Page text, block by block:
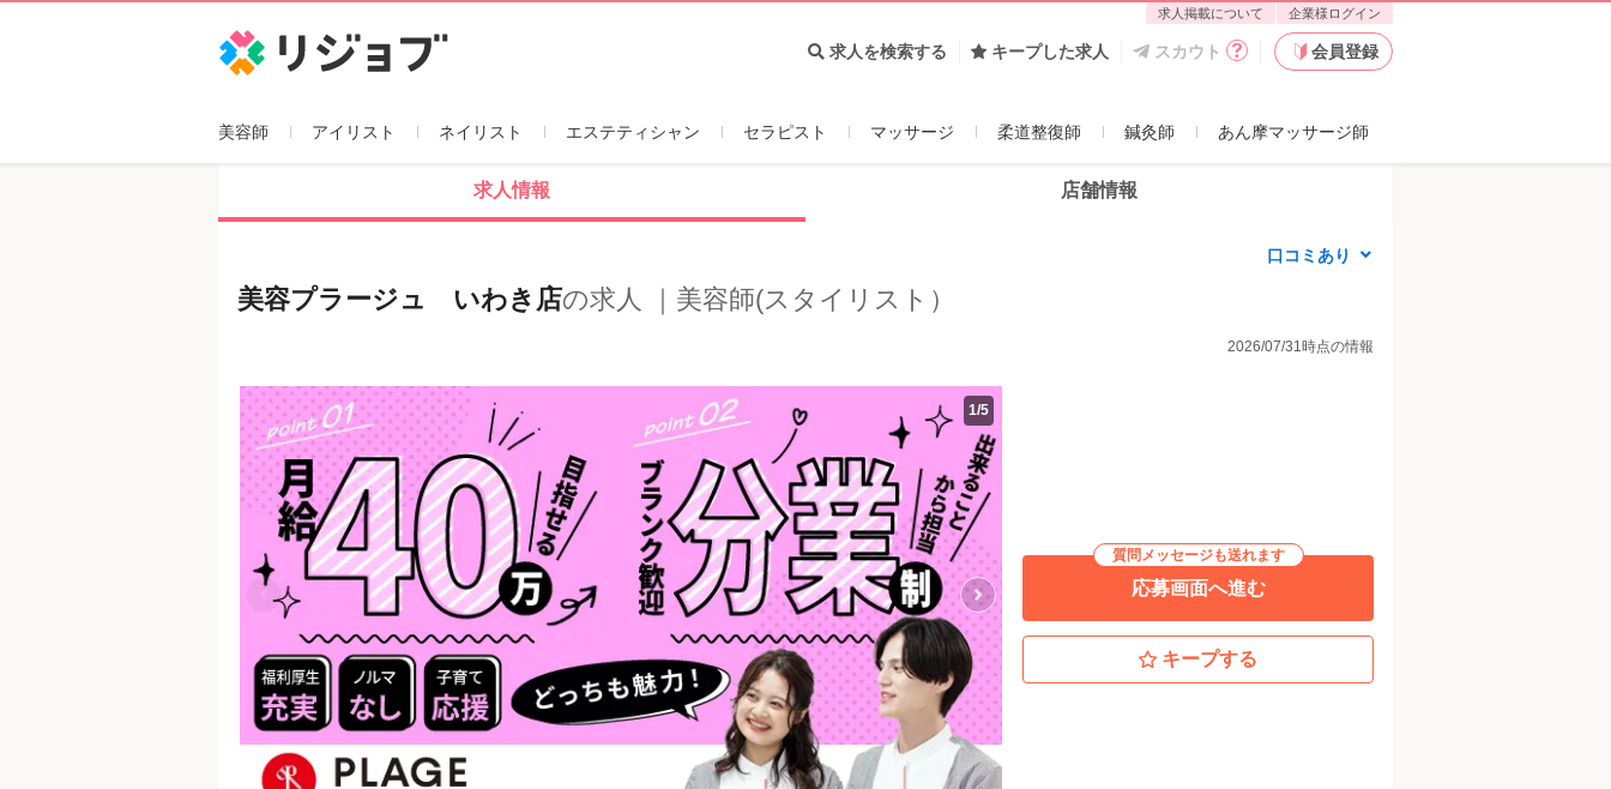
求人掲載について 企業様ログイン
求人を検索する キープした求人 スカウト 会員登録
美容師 アイリスト ネイリスト エステティシャン セラピスト マッサージ 柔道整復師 鍼灸師 あん摩マッサージ師
求人情報 店舗情報
口コミあり
美容プラージュ いわき店の求人 ｜美容師(スタイリスト）
2026/07/31時点の情報
1/5
Previous
質問メッセージも送れます
応募画面へ進む
キープする